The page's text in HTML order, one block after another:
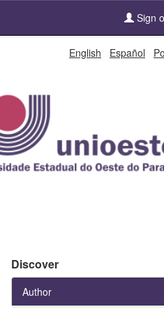
Sign
English Español
Discover
Author